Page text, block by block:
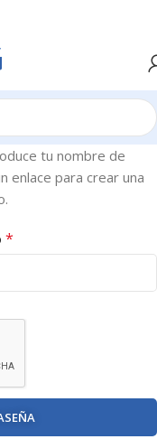
tu nombre de
enlace para crear una
*